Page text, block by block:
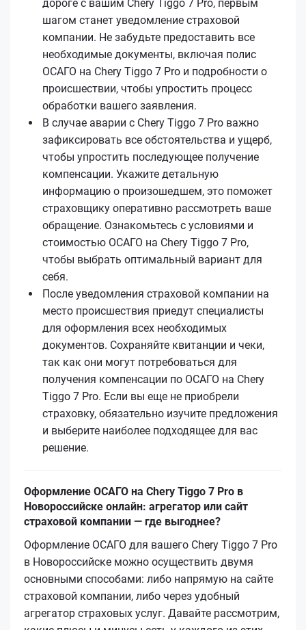
дороге с вашим Chery Tiggo 7 Pro, первым
шагом станет уведомление страховой
компании. Не забудьте предоставить все
необходимые документы, включая полис
ОСАГО на Chery Tiggo 7 Pro и подробности о
происшествии, чтобы упростить процесс
обработки вашего заявления.
В случае аварии с Chery Tiggo 7 Pro важно
зафиксировать все обстоятельства и ущерб,
чтобы упростить последующее получение
компенсации. Укажите детальную
информацию о произошедшем, это поможет
страховщику оперативно рассмотреть ваше
обращение. Ознакомьтесь с условиями и
стоимостью ОСАГО на Chery Tiggo 7 Pro,
чтобы выбрать оптимальный вариант для
себя.
После уведомления страховой компании на
место происшествия приедут специалисты
для оформления всех необходимых
документов. Сохраняйте квитанции и чеки,
так как они могут потребоваться для
получения компенсации по ОСАГО на Chery
Tiggo 7 Pro. Если вы еще не приобрели
страховку, обязательно изучите предложения
и выберите наиболее подходящее для вас
решение.
Оформление ОСАГО на Chery Tiggo 7 Pro в
Новороссийске онлайн: агрегатор или сайт
страховой компании — где выгоднее?
Оформление ОСАГО для вашего Chery Tiggo 7 Pro
в Новороссийске можно осуществить двумя
основными способами: либо напрямую на сайте
страховой компании, либо через удобный
агрегатор страховых услуг. Давайте рассмотрим,